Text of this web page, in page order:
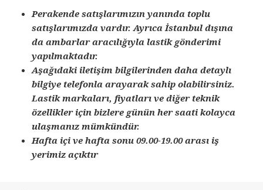
Perakende satışlarımızın yanında toplu
satışlarımızda vardır. Ayrıca İstanbul dışına
da ambarlar aracılığıyla lastik gönderimi
yapılmaktadır.
Aşağıdaki iletişim bilgilerinden daha detaylı
bilgiye telefonla arayarak sahip olabilirsiniz.
Lastik markaları, fiyatları ve diğer teknik
özellikler için bizlere günün her saati kolayca
ulaşmanız mümkündür.
Hafta içi ve hafta sonu 09.00-19.00 arası iş
yerimiz açıktır